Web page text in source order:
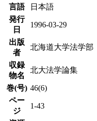
言語
日本語
発行
日
1996-03-29
出版
者
北海道大学法学部
収録
物名
北大法学論集
巻(号) 46(6)
ペー
ジ
1-43